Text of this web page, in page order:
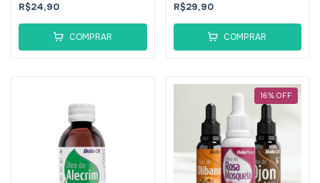
R$24,90
COMPRAR
R$29,90
COMPRAR
16% OFF